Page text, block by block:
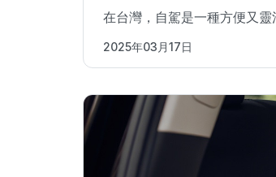
在台灣，自駕是一種方便又
2025年03月17日